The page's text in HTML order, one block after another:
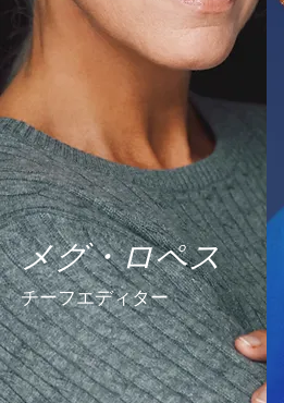
メグ・ロペス
チーフエディター